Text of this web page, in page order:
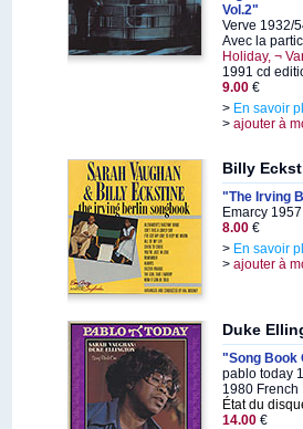
Vol.2"
Verve 1932/
Avec la
Holiday, ¬
1991 cd
9.00 €
> En savoir
> ajouter à
Billy
"The Irving
Emarcy
8.00 €
> En savoir
> ajouter à
Duke
"Song Book
pablo today
1980 French
État du
14.00 €